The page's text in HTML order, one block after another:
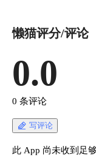
1301583638.cos.ap-
2af8-417c-8f78-
在懒猫微服上的 AI 助
就帮你做完搜片、选
程。 ``` "加载懒猫电影搜索技能，帮我下载《星
懒猫评分/评论
0.0
0 条评论
写评论
此 App 尚未收到足